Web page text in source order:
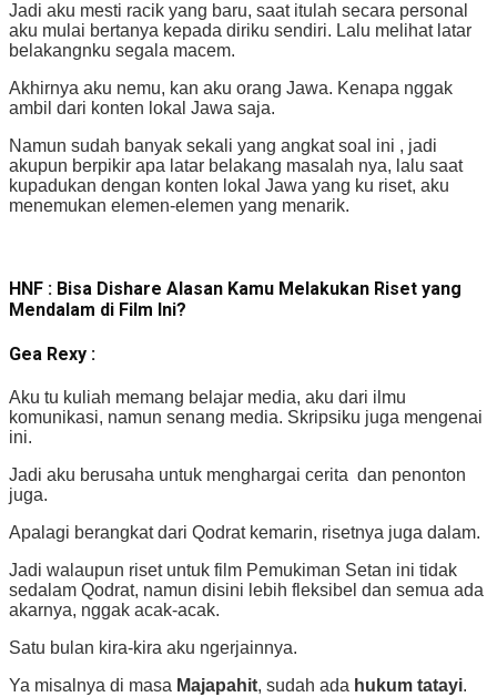
Jadi aku mesti racik yang baru, saat itulah secara personal
aku mulai bertanya kepada diriku sendiri. Lalu melihat latar
belakangnku segala macem.
Akhirnya aku nemu, kan aku orang Jawa. Kenapa nggak
ambil dari konten lokal Jawa saja.
Namun sudah banyak sekali yang angkat soal ini , jadi
akupun berpikir apa latar belakang masalah nya, lalu saat
kupadukan dengan konten lokal Jawa yang ku riset, aku
menemukan elemen-elemen yang menarik.
HNF : Bisa Dishare Alasan Kamu Melakukan Riset yang
Mendalam di Film Ini?
Gea Rexy :
Aku tu kuliah memang belajar media, aku dari ilmu
komunikasi, namun senang media. Skripsiku juga mengenai
ini.
Jadi aku berusaha untuk menghargai cerita dan penonton
juga.
Apalagi berangkat dari Qodrat kemarin, risetnya juga dalam.
Jadi walaupun riset untuk film Pemukiman Setan ini tidak
sedalam Qodrat, namun disini lebih fleksibel dan semua ada
akarnya, nggak acak-acak.
Satu bulan kira-kira aku ngerjainnya.
Ya misalnya di masa Majapahit, sudah ada hukum tatayi.